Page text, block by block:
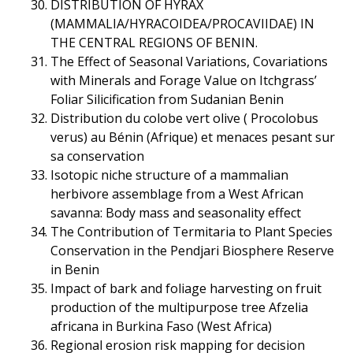
DISTRIBUTION OF HYRAX
(MAMMALIA/HYRACOIDEA/PROCAVIIDAE) IN
THE CENTRAL REGIONS OF BENIN.
The Effect of Seasonal Variations, Covariations
with Minerals and Forage Value on Itchgrass’
Foliar Silicification from Sudanian Benin
Distribution du colobe vert olive ( Procolobus
verus) au Bénin (Afrique) et menaces pesant sur
sa conservation
Isotopic niche structure of a mammalian
herbivore assemblage from a West African
savanna: Body mass and seasonality effect
The Contribution of Termitaria to Plant Species
Conservation in the Pendjari Biosphere Reserve
in Benin
Impact of bark and foliage harvesting on fruit
production of the multipurpose tree Afzelia
africana in Burkina Faso (West Africa)
Regional erosion risk mapping for decision